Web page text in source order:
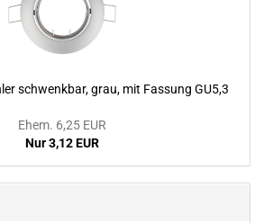
schwenk­bar, grau, mit Fas­sung GU5,3
Ehem. 6,25 EUR
Nur 3,12 EUR